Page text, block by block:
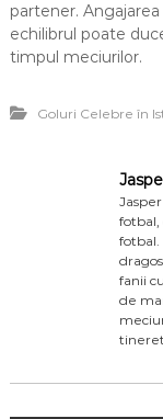
partener.
echilibrul poate
timpul meciurilor.
Goluri Celebre în
fotbal,
fotbal.
fanii
de